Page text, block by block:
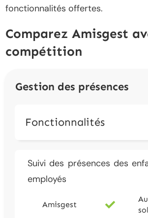
fonctionnalités offertes.
Comparez Amisgest
compétition
Gestion des présences
Fonctionnalités
Suivi des présences des
employés
Amisgest